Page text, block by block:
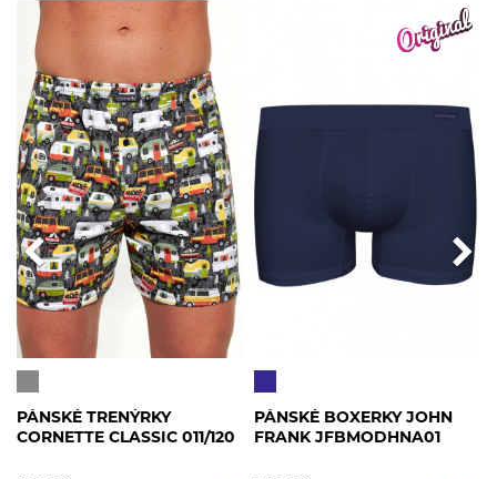
PÁNSKÉ TRENÝRKY
CORNETTE CLASSIC 011/120
PÁNSKÉ BOXERKY JOHN
FRANK JFBMODHNA01